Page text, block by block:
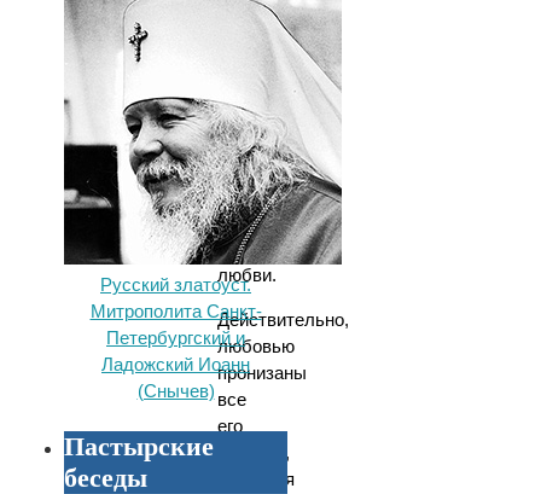
любви,
которое
ему
по
преимуществу
усвоено
наименование
Апостола
любви.
Действительно,
любовью
пронизаны
все
его
писания,
основная
Русский златоуст.
Митрополита Санкт-
Петербургский и
Ладожский Иоанн
(Снычев)
Пастырские
беседы